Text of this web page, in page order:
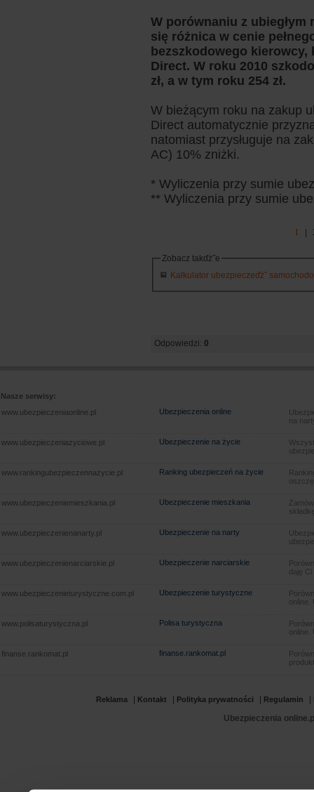
W porównaniu z ubiegłym
się różnica w cenie
bezszkodowego
Direct. W roku 2010
zł, a w tym roku 254 zł.
W bieżącym roku na zakup
Direct automatycznie
natomiast przysługuje na
AC) 10% zniżki.
* Wyliczenia przy sumie
** Wyliczenia przy sumie
1
Zobacz takďż˝e
Kalkulator ubezpieczeďż˝
Odpowiedzi: 0
Nasze serwisy:
www.ubezpieczeniaonline.pl
Ubezpieczenia online
na
www.ubezpieczeniazyciowe.pl Ubezpieczenie na życie
www.rankingubezpieczennazycie.pl Ranking ubezpieczeń na życie
www.ubezpieczeniemieszkania.pl Ubezpieczenie mieszkania
www.ubezpieczenienanarty.pl Ubezpieczenie na narty
www.ubezpieczenienarciarskie.pl Ubezpieczenie narciarskie
daję
www.ubezpieczenieturystyczne.com.pl Ubezpieczenie turystyczne
www.polisaturystyczna.pl Polisa turystyczna
finanse.rankomat.pl finanse.rankomat.pl
Reklama Kontakt Polityka prywatności Regulamin
Ubezpieczenia